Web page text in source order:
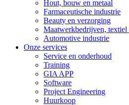
Hout, bouw en metaal
Farmaceutische industrie
Beauty en verzorging
Maatwerkbedrijven, textiel
Automotive industrie
Onze services
Service en onderhoud
Training
GIA APP
Software
Project Engineering
Huurkoop